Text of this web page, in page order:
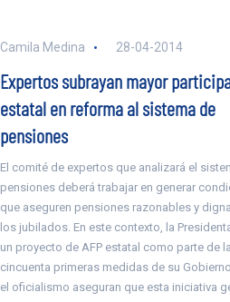
Camila Medina 28-04-2014
Expertos subrayan mayor
estatal en reforma al sistema de
pensiones
El comité de expertos que analizará el
pensiones deberá trabajar en generar
que aseguren pensiones razonables y
los jubilados. En este contexto, la
un proyecto de AFP estatal como parte de
cincuenta primeras medidas de su
el oficialismo aseguran que esta iniciativa